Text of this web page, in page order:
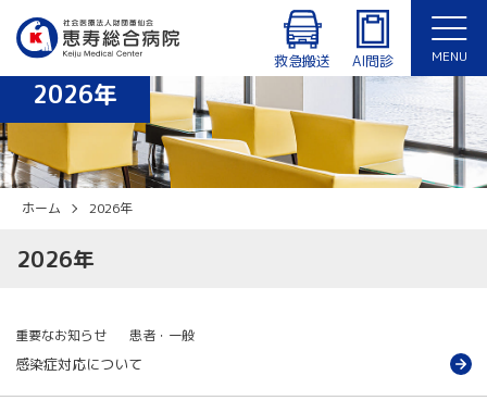
救急搬送 AI問診 MENU
診療時間：8:30〜12:30、14:00〜17:15（月〜金曜日）
外来・入院患者専用Wi-Fiあり
休診日：土曜日、日曜日、祝日、年末年始（12/29〜1/3）
English
2026年
ホーム 2026年
2026年
重要なお知らせ 患者・一般
感染症対応について